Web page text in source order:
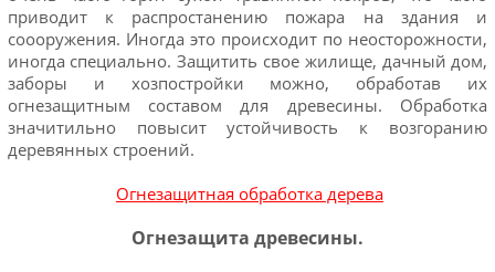
приводит к распростанению пожара на здания и
соооружения. Иногда это происходит по неосторожности,
иногда специально. Защитить свое жилище, дачный дом,
заборы и хозпостройки можно, обработав их
огнезащитным составом для древесины. Обработка
значитильно повысит устойчивость к возгоранию
деревянных строений.
Огнезащитная обработка дерева
Огнезащита древесины.